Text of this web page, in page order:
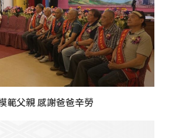
範父親 感謝爸爸辛勞